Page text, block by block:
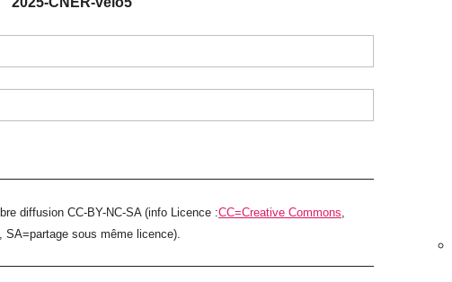
diffusion CC-BY-NC-SA (info Licence :CC=Creative Commons
sous même licence).